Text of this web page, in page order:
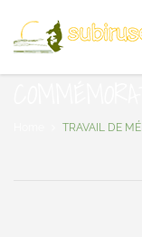
TRAVAIL
TRAVAIL DE